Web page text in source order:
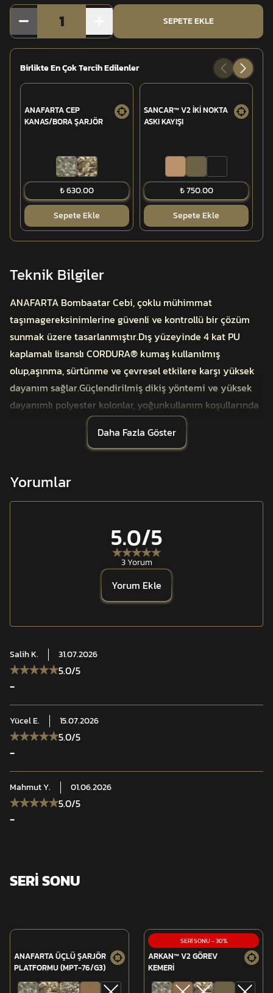
1 SEPETE EKLE
Birlikte En Çok Tercih Edilenler
ANAFARTA CEP
KANAS/BORA ŞARJÖR
₺ 630.00
Sepete Ekle
SANCAR™ V2 İKİ NOKTA
ASKI KAYIŞI
₺ 750.00
Sepete Ekle
Teknik Bilgiler
ANAFARTA Bombaatar Cebi, çoklu mühimmat
taşımagereksinimlerine güvenli ve kontrollü bir çözüm
sunmak üzere tasarlanmıştır.Dış yüzeyinde 4 kat PU
kaplamalı lisanslı CORDURA® kumaş kullanılmış
olup,aşınma, sürtünme ve çevresel etkilere karşı yüksek
dayanım sağlar.Güçlendirilmiş dikiş yöntemi ve yüksek
dayanımlı polyester kolonlar, yoğunkullanım koşullarında
yapısal bütünlüğü destekler.
Cep içerisinde yer alan üç ayrı elastik bölme,
hermühimmatın bağımsız şekilde sabitlenmesini
sağlayarak hareket sırasındaistenmeyen salınımı
engeller. Sürtünmeye dayanıklı kapak yapısı, dış
etkenlerekarşı ek koruma sunar. Uzun ömürlü cırt
MOLLE/PALS uyumlu montaj sistemi sayesinde cep;
hücumyeleği, görev kemeri, sırt çantası, kemer ve
palaskalara kolaylıkla entegreedilebilir. Su ve yağ itici
Şehir ve taktik kullanım senaryolarında dengeli, güvenli
çözümüdür.
4 kat PU kaplamalı lisanslı CORDURA® kumaş
Üç ayrı lastikli bölme ile sabit taşıma
MOLLE/PALS uyumlu montaj sistemi
Daha Fazla Göster
Yorumlar
5.0/5
3 Yorum
Yorum Ekle
SalihK. 31.07.2026
5.0/5
-
YücelE. 15.07.2026
5.0/5
-
MahmutY. 01.06.2026
5.0/5
-
SERİ SONU
ANAFARTA ÜÇLÜ ŞARJÖR
PLATFORMU (MPT-76/G3)
SERİ SONU-30%
ARKAN™ V2 GÖREV
KEMERİ